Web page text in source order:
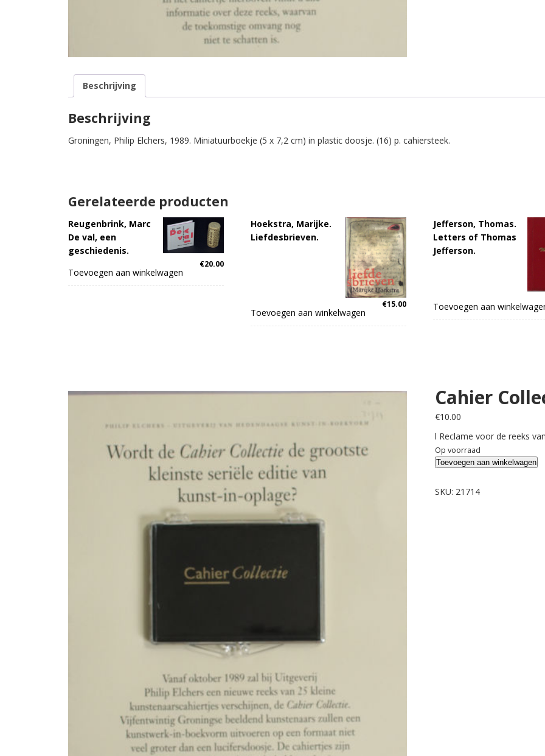
Beschrijving
Beschrijving
Groningen, Philip Elchers, 1989. Miniatuurboekje (5 x 7,2 cm) in plastic doosje. (16) p. cahiersteek.
Gerelateerde producten
Reugenbrink, Marc
De val, een
geschiedenis.
€20.00
Toevoegen aan winkelwagen
Hoekstra, Marijke.
Liefdesbrieven.
€15.00
Toevoegen aan winkelwagen
Jefferson, Thomas.
Letters of Thomas
Jefferson.
Toevoegen aan
Cahier
€10.00
l Reclame voor de reeks
Op voorraad
Cahier
aantal
Toevoegen aan winkelwagen
SKU: 21714